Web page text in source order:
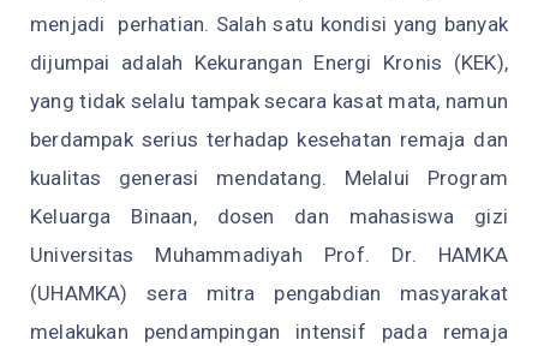
menjadi perhatian. Salah satu kondisi yang banyak
dijumpai adalah Kekurangan Energi Kronis (KEK),
yang tidak selalu tampak secara kasat mata, namun
berdampak serius terhadap kesehatan remaja dan
kualitas generasi mendatang. Melalui Program
Keluarga Binaan, dosen dan mahasiswa gizi
Universitas Muhammadiyah Prof. Dr. HAMKA
(UHAMKA) sera mitra pengabdian masyarakat
melakukan pendampingan intensif pada remaja